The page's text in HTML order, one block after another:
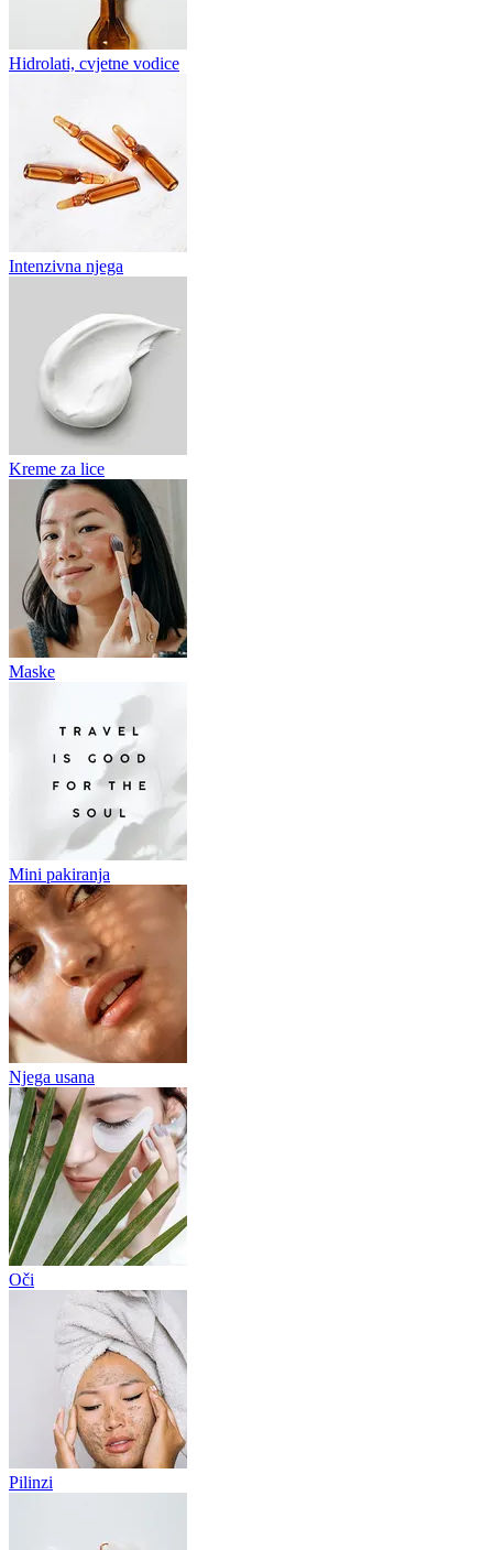
Hidrolati, cvjetne vodice
Intenzivna njega
Kreme za lice
Maske
Mini pakiranja
Njega usana
Oči
Pilinzi